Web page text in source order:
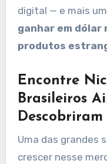
digital — e mais
ganhar em dólar
produtos
Encontre
Brasileiros
Descobriram
Uma das grandes
crescer nesse